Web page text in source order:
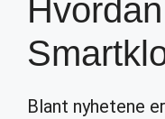
Blant nyhetene